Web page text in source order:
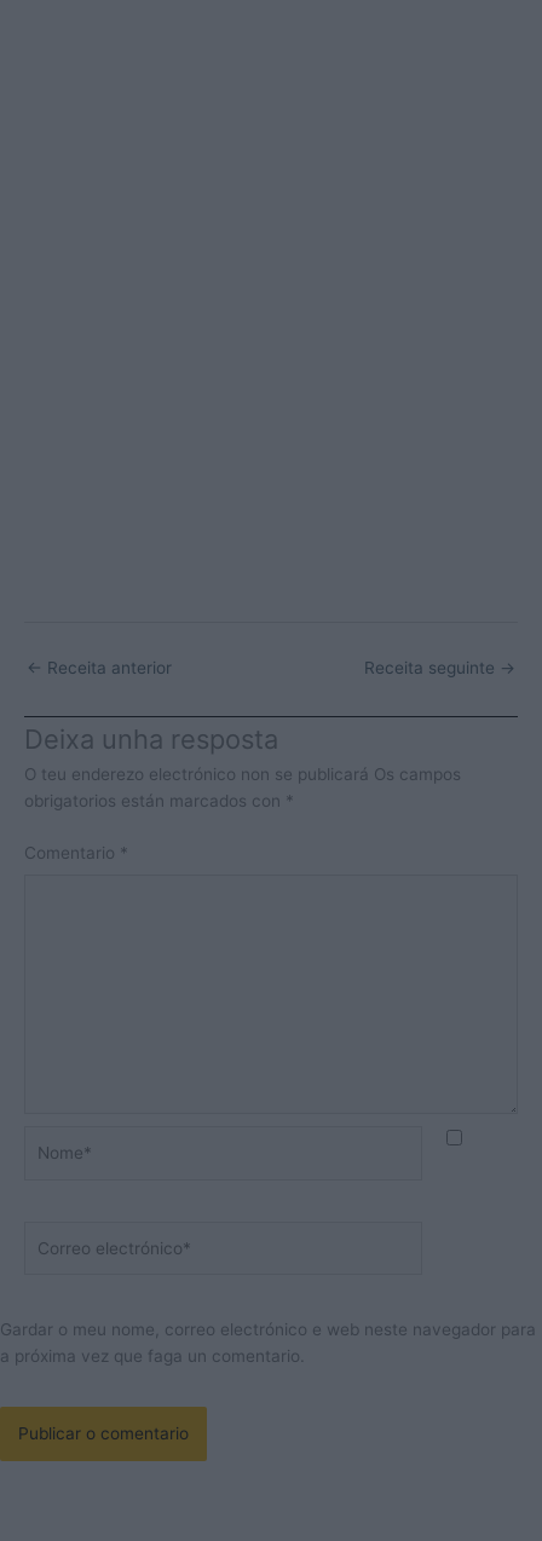
← Receita anterior Receita seguinte →
Deixa unha resposta
O teu enderezo electrónico non se publicará Os campos
obrigatorios están marcados con *
Comentario *
electrónico*
Gardar o meu nome, correo electrónico e web neste navegador para
a próxima vez que faga un comentario.